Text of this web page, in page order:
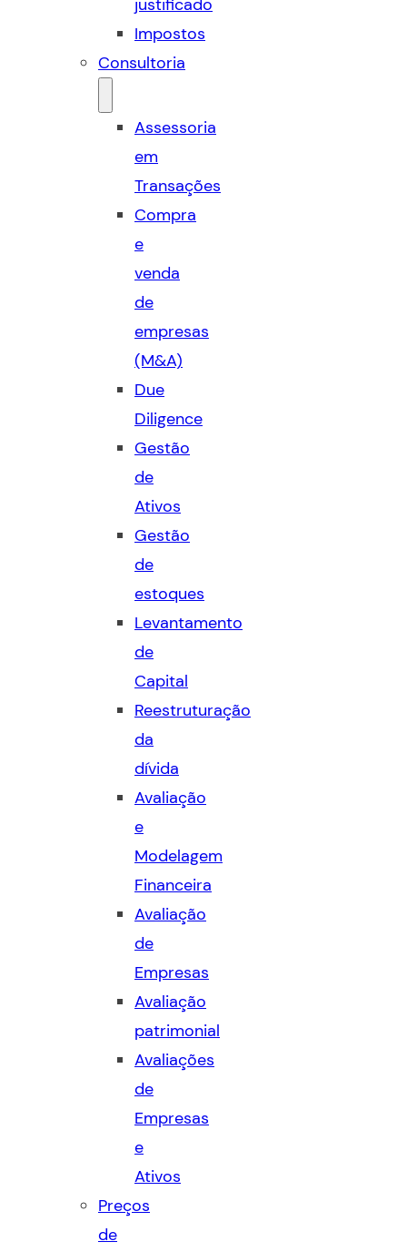
justificado
Impostos
Consultoria
Assessoria
em
Transações
Compra
e
venda
de
empresas
(M&A)
Due
Diligence
Gestão
de
Ativos
Gestão
de
estoques
Levantamento
de
Capital
Reestruturação
da
dívida
Avaliação
e
Modelagem
Financeira
Avaliação
de
Empresas
Avaliação
patrimonial
Avaliações
de
Empresas
e
Ativos
Preços
de